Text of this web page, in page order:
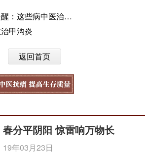
这些病中医治疗有优势
甲沟炎
返回首页
春分平阴阳 惊雷响万物长
19年03月23日